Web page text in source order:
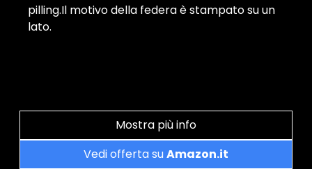
pilling.Il motivo della federa è stampato su un
lato.
Mostra più info
Vedi offerta suAmazon.it